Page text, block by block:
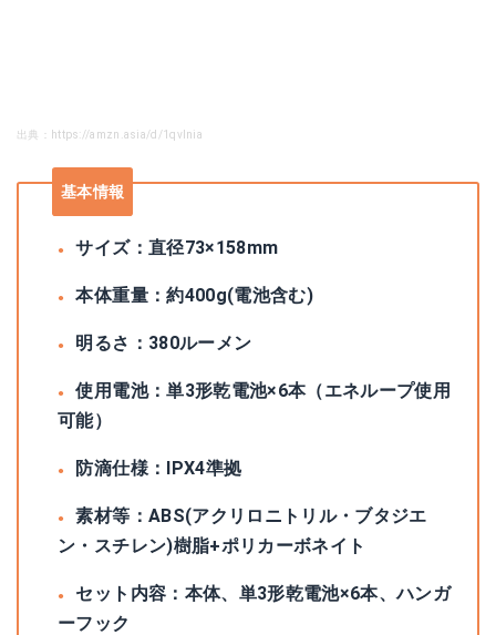
出典：https://amzn.asia/d/1qvInia
基本情報
サイズ：直径73×158mm
本体重量：約400g(電池含む)
明るさ：380ルーメン
使用電池：単3形乾電池×6本（エネループ使用
可能）
防滴仕様：IPX4準拠
素材等：ABS(アクリロニトリル・ブタジエ
ン・スチレン)樹脂+ポリカーボネイト
セット内容：本体、単3形乾電池×6本、ハンガ
ーフック